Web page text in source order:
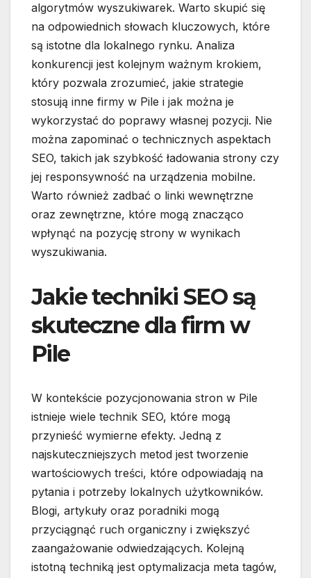
algorytmów wyszukiwarek. Warto skupić się
na odpowiednich słowach kluczowych, które
są istotne dla lokalnego rynku. Analiza
konkurencji jest kolejnym ważnym krokiem,
który pozwala zrozumieć, jakie strategie
stosują inne firmy w Pile i jak można je
wykorzystać do poprawy własnej pozycji. Nie
można zapominać o technicznych aspektach
SEO, takich jak szybkość ładowania strony czy
jej responsywność na urządzenia mobilne.
Warto również zadbać o linki wewnętrzne
oraz zewnętrzne, które mogą znacząco
wpłynąć na pozycję strony w wynikach
wyszukiwania.
Jakie techniki SEO są
skuteczne dla firm w
Pile
W kontekście pozycjonowania stron w Pile
istnieje wiele technik SEO, które mogą
przynieść wymierne efekty. Jedną z
najskuteczniejszych metod jest tworzenie
wartościowych treści, które odpowiadają na
pytania i potrzeby lokalnych użytkowników.
Blogi, artykuły oraz poradniki mogą
przyciągnąć ruch organiczny i zwiększyć
zaangażowanie odwiedzających. Kolejną
istotną techniką jest optymalizacja meta tagów,